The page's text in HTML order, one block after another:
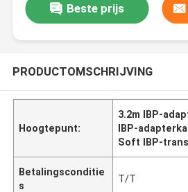
Beste prijs
PRODUCTOMSCHRIJVING
Hoogtepunt:
3.2m IBP-
IBP-
Soft IBP-
Betalingsconditie
s
T/T